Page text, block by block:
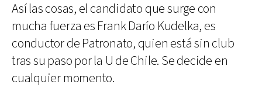
Así las cosas, el candidato que surge con
mucha fuerza es Frank Darío Kudelka, es
conductor de Patronato, quien está sin club
tras su paso por la U de Chile. Se decide en
cualquier momento.